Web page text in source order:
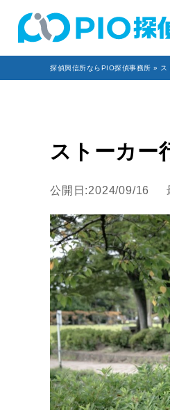
探偵興信所ならPIO探偵事務所 » ス
ストーカー
公開日:2024/09/16